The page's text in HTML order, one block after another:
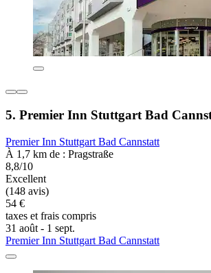
5. Premier Inn Stuttgart Bad
Premier Inn Stuttgart Bad Cannstatt
À 1,7 km de : Pragstraße
8,8/10
Excellent
(148 avis)
54 €
taxes et frais compris
31 août - 1 sept.
Premier Inn Stuttgart Bad Cannstatt